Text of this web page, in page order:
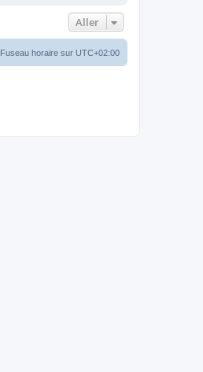
Aller
Fuseau horaire sur UTC+02:00